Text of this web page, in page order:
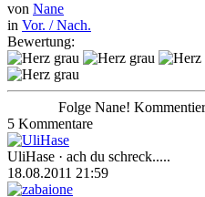
von Nane
in Vor. / Nach.
Bewertung:
Folge Nane!
5 Kommentare
UliHase · ach du schreck.....
18.08.2011 21:59